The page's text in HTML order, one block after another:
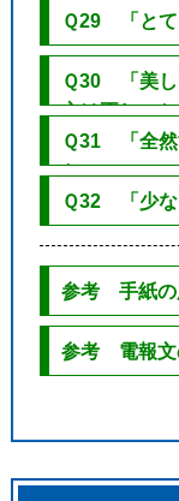
Ｑ29 「とて
Ｑ30 「美し
方は正しいか
Ｑ31 「全然
か
Ｑ32 「少な
参考 手紙の
参考 電報文